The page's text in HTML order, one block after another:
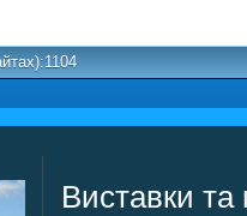
Виставки та